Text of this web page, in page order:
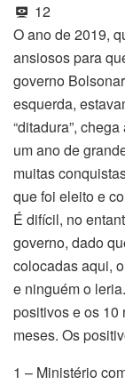
12
O ano de 2019,
ansiosos para
governo
esquerda,
“ditadura”,
um ano de
muitas
que foi eleito e
É difícil, no
governo, dado
colocadas aqui,
e ninguém o
positivos e os 10
meses. Os
1 – Ministério